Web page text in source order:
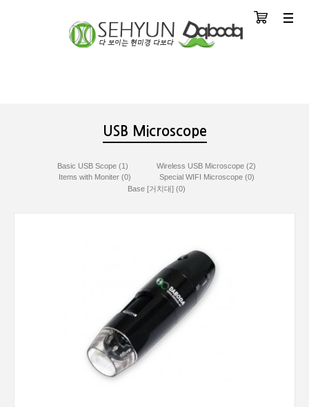
분류
USB Microscope
Basic USB Scope (1)
Wireless USB Microscope (2)
Items with Moniter (0)
Special WIFI Microscope (0)
Base [거치대] (0)